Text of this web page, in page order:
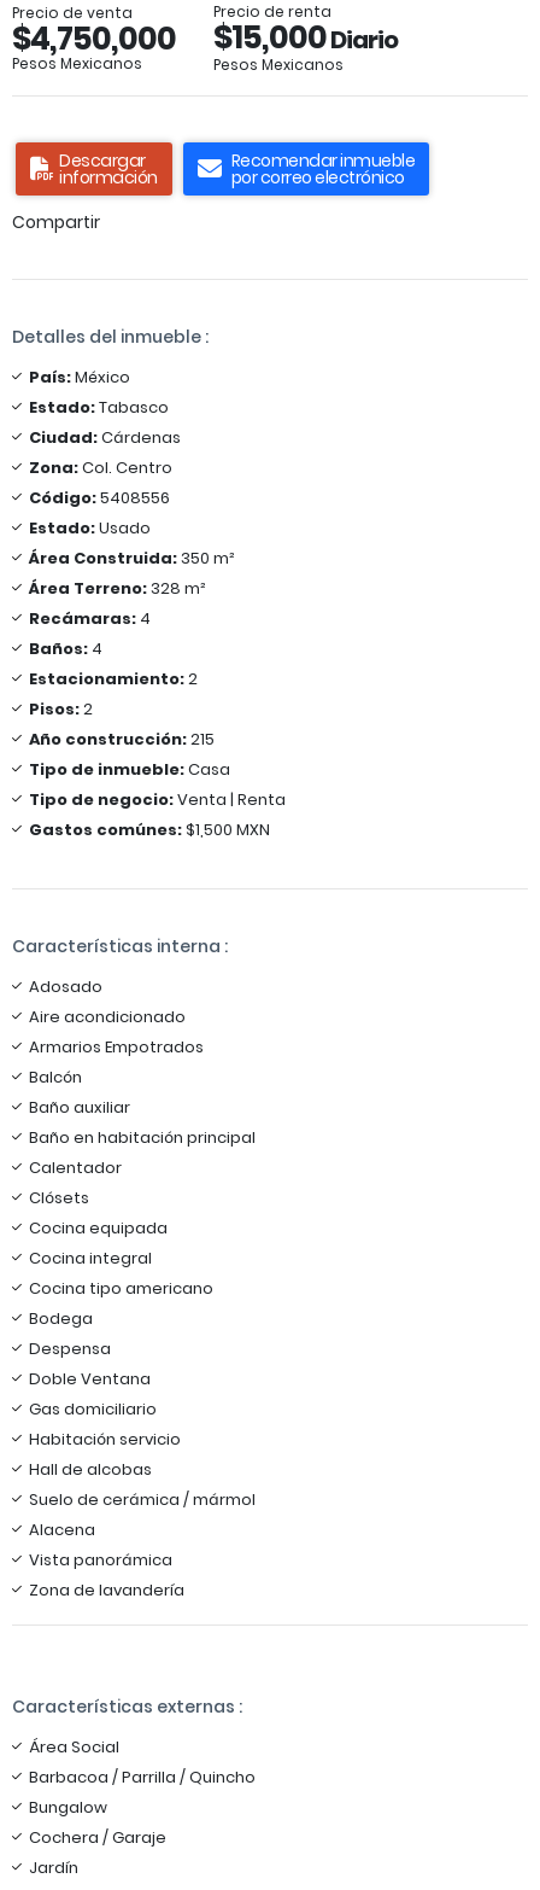
Precio de venta
$4,750,000
Pesos Mexicanos
Precio de renta
$15,000Diario
Pesos Mexicanos
Descargar
información
Recomendar inmueble
por correo electrónico
Compartir
Detalles del inmueble :
País:México
Estado:Tabasco
Ciudad:Cárdenas
Zona:Col. Centro
Código:5408556
Estado:Usado
Área Construida:350 m²
Área Terreno:328 m²
Recámaras: 4
Baños: 4
Estacionamiento:2
Pisos:2
Año construcción:215
Tipo de inmueble:Casa
Tipo de negocio:Venta | Renta
Gastos comúnes:$1,500 MXN
Características interna :
Adosado
Aire acondicionado
Armarios Empotrados
Balcón
Baño auxiliar
Baño en habitación principal
Calentador
Clósets
Cocina equipada
Cocina integral
Cocina tipo americano
Bodega
Despensa
Doble Ventana
Gas domiciliario
Habitación servicio
Hall de alcobas
Suelo de cerámica / mármol
Alacena
Vista panorámica
Zona de lavandería
Características externas :
Área Social
Barbacoa / Parrilla / Quincho
Bungalow
Cochera / Garaje
Jardín